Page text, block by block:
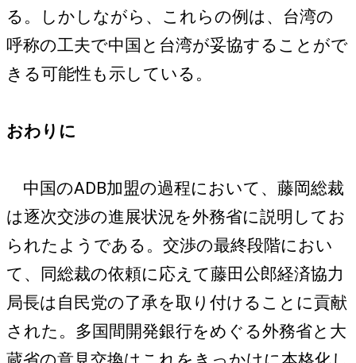
る。しかしながら、これらの例は、台湾の
呼称の工夫で中国と台湾が妥協することがで
きる可能性も示している。
おわりに
中国のADB加盟の過程において、藤岡総裁
は逐次交渉の進展状況を外務省に説明してお
られたようである。交渉の最終段階におい
て、同総裁の依頼に応えて藤田公郎経済協力
局長は自民党の了承を取り付けることに貢献
された。多国間開発銀行をめぐる外務省と大